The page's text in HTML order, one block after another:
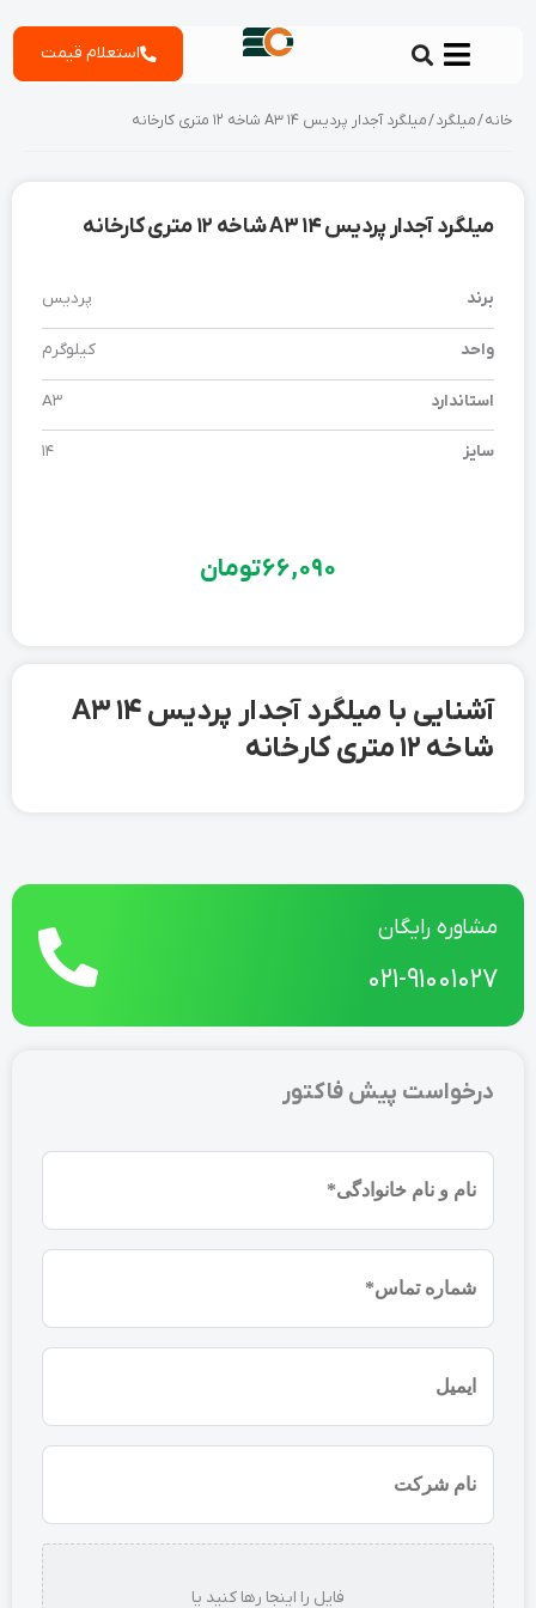
استعلام قیمت
مشاوره رایگان
021-91001027
درخواست پیش فاکتور
نام
(ضروری)
موبایل
(ضروری)
شرکت
استعلام
فایل را اینجا رها کنید یا
خانه/میلگرد/ میلگرد آجدار پردیس 14 A3 شاخه 12 متری کارخانه
میلگرد آجدار پردیس 14 A3 شاخه 12 متری کارخانه
برند پردیس
واحد کیلوگرم
استاندارد A3
سایز 14
66,090تومان
آشنایی با میلگرد آجدار پردیس 14 A3
شاخه 12 متری کارخانه